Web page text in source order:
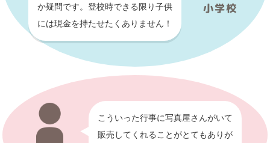
小学校
か疑問です。 登校時できる限り子供
には現金を持たせたくありません！
こういった行事に写真屋さんがいて
販売してくれることがとてもありが